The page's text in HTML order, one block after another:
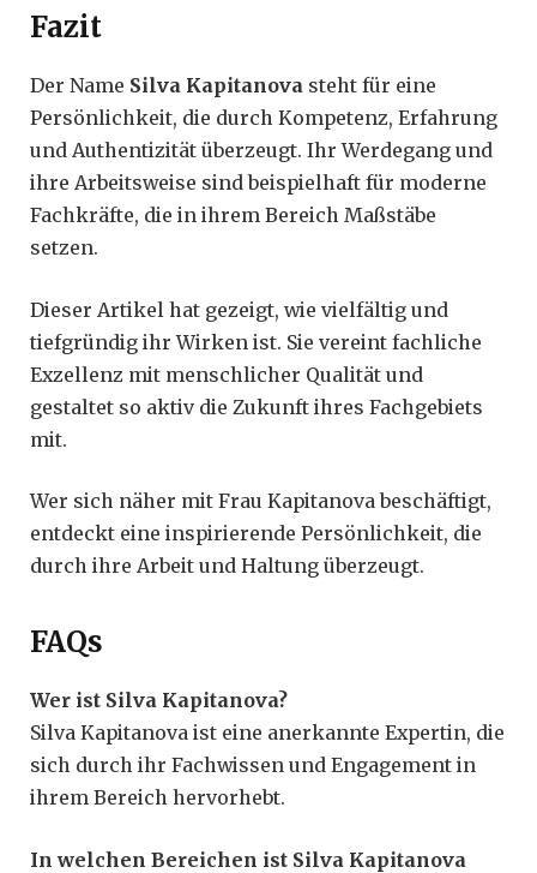
Fazit
Der Name Silva Kapitanova steht für eine
Persönlichkeit, die durch Kompetenz, Erfahrung
und Authentizität überzeugt. Ihr Werdegang und
ihre Arbeitsweise sind beispielhaft für moderne
Fachkräfte, die in ihrem Bereich Maßstäbe
setzen.
Dieser Artikel hat gezeigt, wie vielfältig und
tiefgründig ihr Wirken ist. Sie vereint fachliche
Exzellenz mit menschlicher Qualität und
gestaltet so aktiv die Zukunft ihres Fachgebiets
mit.
Wer sich näher mit Frau Kapitanova beschäftigt,
entdeckt eine inspirierende Persönlichkeit, die
durch ihre Arbeit und Haltung überzeugt.
FAQs
Wer ist Silva Kapitanova?
Silva Kapitanova ist eine anerkannte Expertin, die
sich durch ihr Fachwissen und Engagement in
ihrem Bereich hervorhebt.
In welchen Bereichen ist Silva Kapitanova